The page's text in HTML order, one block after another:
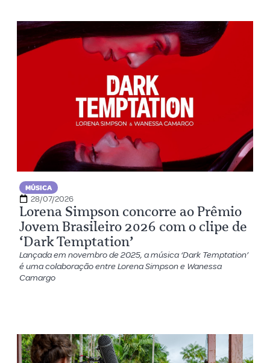
MÚSICA
28/07/2026
Lorena Simpson concorre ao Prêmio
Jovem Brasileiro 2026 com o clipe de
‘Dark Temptation’
Lançada em novembro de 2025, a música ‘Dark Temptation’
é uma colaboração entre Lorena Simpson e Wanessa
Camargo